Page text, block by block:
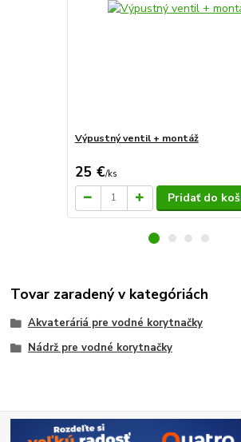
Výpustný ventil + montáž
25 €/ks
Pridať do
Tovar zaradený v kategóriách
Akvateráriá pre vodné korytnačky
Nádrž pre vodné korytnačky